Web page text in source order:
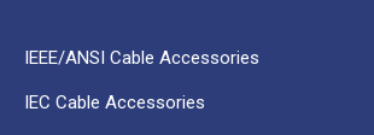
IEEE/ANSI Cable Accessories
IEC Cable Accessories